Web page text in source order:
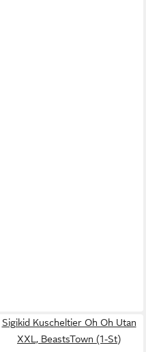
Sigikid Kuscheltier Oh Oh Utan
XXL, BeastsTown (1-St)